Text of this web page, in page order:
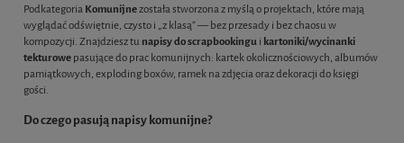
PodkategoriaKomunijnezostała stworzona z myślą o projektach, które mają
wyglądać odświętnie, czysto i „z klasą” — bez przesady i bez chaosu w
kompozycji. Znajdziesz tunapisy do scrapbookingui kartoniki/wycinanki
tekturowepasujące do prac komunijnych: kartek okolicznościowych, albumów
pamiątkowych, exploding boxów, ramek na zdjęcia oraz dekoracji do księgi
gości.
Do czego pasują napisy komunijne?